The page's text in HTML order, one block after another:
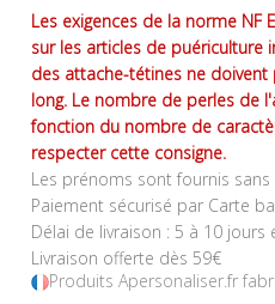
Les exigences de la norme NF
sur les articles de puériculture
des attache-tétines ne
long. Le nombre de perles de
fonction du nombre de
respecter cette consigne.
Les prénoms sont fournis
Paiement sécurisé par Carte
Délai de livraison : 5 à 10 jours
Livraison offerte dès 59€
Produits Apersonaliser.fr